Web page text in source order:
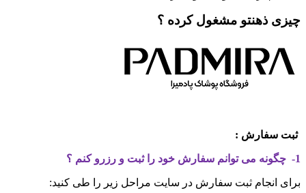
چیزی ذهنتو مشغول کرده ؟
ثبت سفارش :
1- چگونه می توانم سفارش خود را ثبت و رزرو کنم ؟
برای انجام ثبت سفارش در سایت مراحل زیر را طی کنید: